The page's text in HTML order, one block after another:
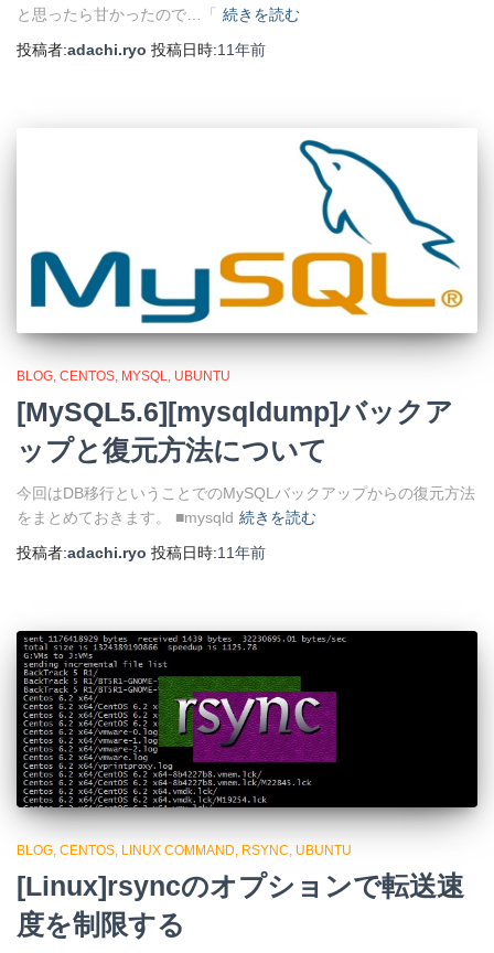
と思ったら甘かったので…「
続きを読む
投稿者:adachi.ryo 投稿日時:11年前
BLOG CENTOS MYSQL UBUNTU
[MySQL5.6][mysqldump]バックア
ップと復元方法について
今回はDB移行ということでのMySQLバックアップからの復元方法
をまとめておきます。 ■mysqld 続きを読む
投稿者:adachi.ryo 投稿日時:11年前
BLOG CENTOS LINUX COMMAND RSYNC UBUNTU
[Linux]rsyncのオプションで転送速
度を制限する